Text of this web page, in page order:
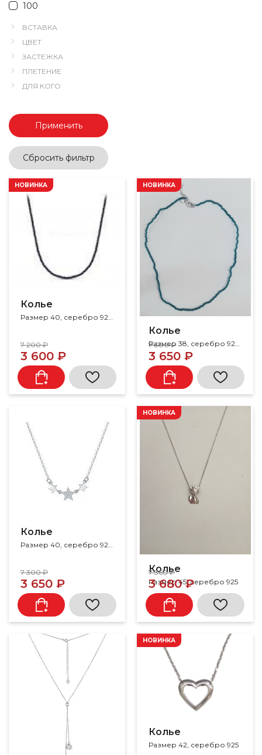
100
ВСТАВКА
ЦВЕТ
ЗАСТЕЖКА
ПЛЕТЕНИЕ
ДЛЯ КОГО
Применить
Сбросить фильтр
Колье
Размер 40, серебро 925, шпинель
НОВИНКА
7 200 ₽
3 600 ₽
Колье
НОВИНКА
7 300 ₽
3 650 ₽
Колье
Размер 40, серебро 925, циркон
7 300 ₽
3 650 ₽
Колье
Размер 45, серебро 925
НОВИНКА
7 360 ₽
3 680 ₽
Колье
Размер 42, серебро 925
НОВИНКА